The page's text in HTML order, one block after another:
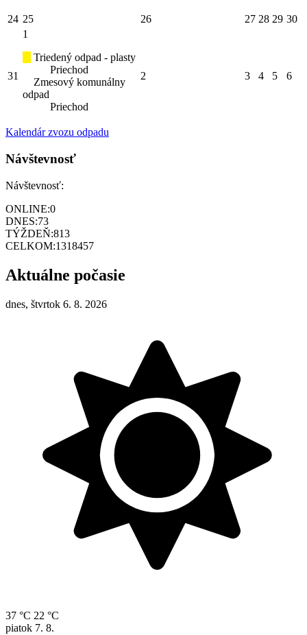
24 25 26 27 28 29 30
31
1
Triedený odpad - plasty
Priechod
Zmesový komunálny
odpad
Priechod
2 3 4 5 6
Kalendár zvozu odpadu
Návštevnosť
Návštevnosť:
ONLINE:0
DNES:73
TÝŽDEŇ:813
CELKOM:1318457
Aktuálne počasie
dnes, štvrtok 6. 8. 2026
37 °C 22 °C
piatok 7. 8.